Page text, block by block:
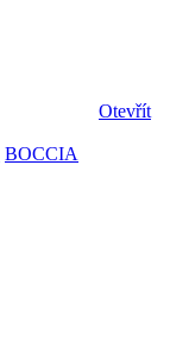
Otevřít
BOCCIA